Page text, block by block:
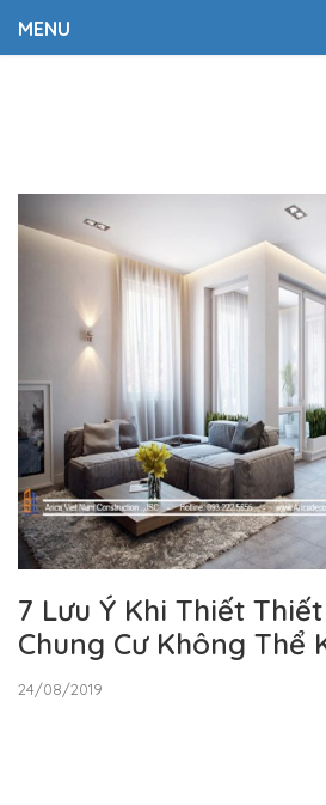
MENU
7 Lưu Ý Khi Thiết
Chung Cư Không Thể
24/08/2019